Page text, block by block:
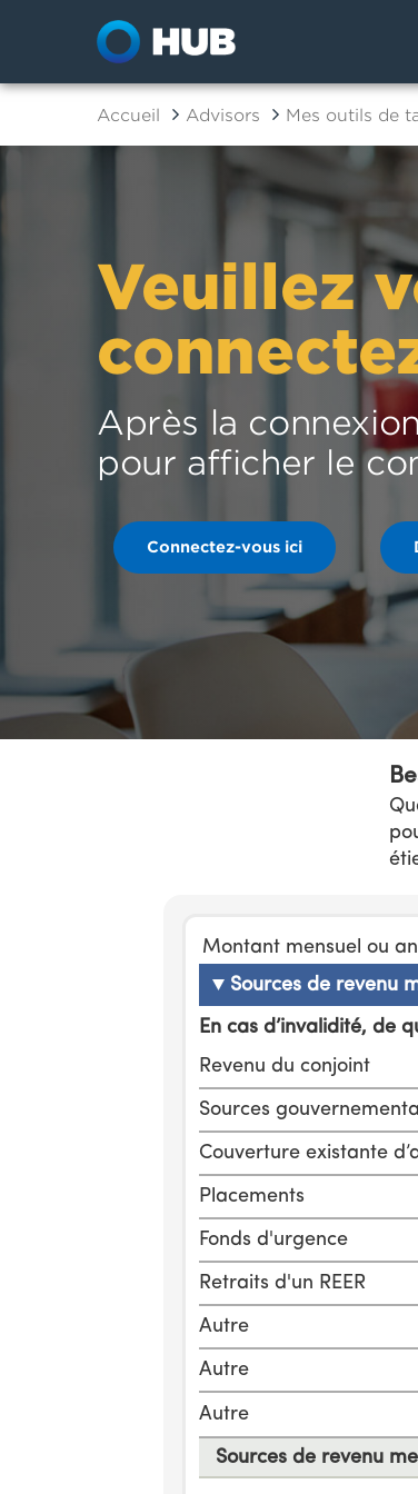
Accueil Advisors Mes outils de
Veuillez
Après la
pour afficher le
Connectez-vous ici